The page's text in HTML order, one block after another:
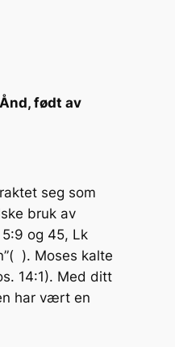
født av
seg som
bruk av
og 45, Lk
). Moses kalte
14:1). Med ditt
har vært en